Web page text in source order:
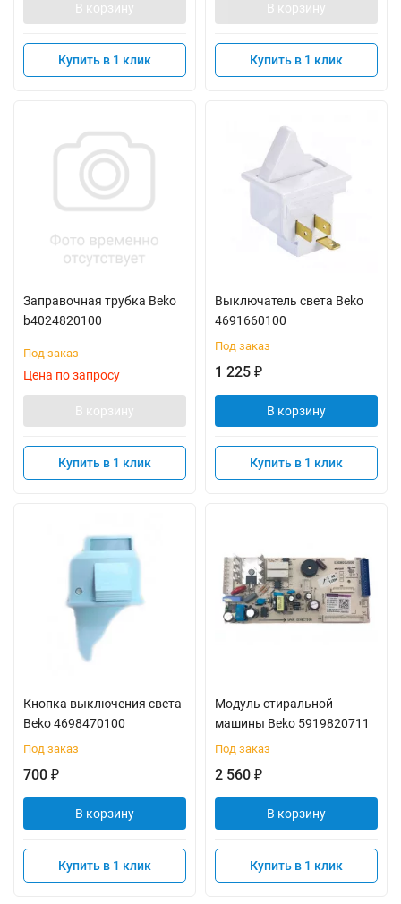
В корзину
Купить в 1 клик
В корзину
Купить в 1 клик
Заправочная трубка Beko
b4024820100
Под заказ
Цена по запросу
В корзину
Купить в 1 клик
Выключатель света Beko
4691660100
Под заказ
1 225 ₽
В корзину
Купить в 1 клик
Кнопка выключения света
Beko 4698470100
Под заказ
700 ₽
В корзину
Купить в 1 клик
Модуль стиральной
машины Beko 5919820711
Под заказ
2 560 ₽
В корзину
Купить в 1 клик